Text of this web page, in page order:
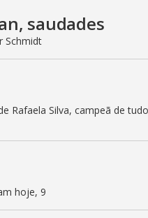
saudades
Schmidt
Rafaela Silva, campeã de
hoje, 9